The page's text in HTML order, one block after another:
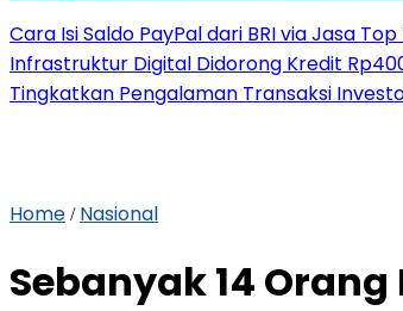
Cara Isi Saldo PayPal dari BRI via Jasa
Infrastruktur Digital Didorong Kredit
Tingkatkan Pengalaman Transaksi
Home / Nasional
Sebanyak 14